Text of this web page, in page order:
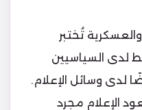
تُختبر
لدى السياسيين
لدى وسائل الإعلام.
الإعلام مجرد